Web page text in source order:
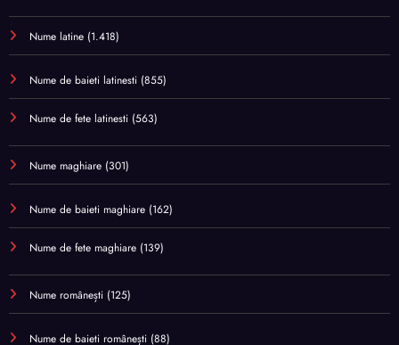
Nume latine (1.418)
Nume de baieti latinesti (855)
Nume de fete latinesti (563)
Nume maghiare (301)
Nume de baieti maghiare (162)
Nume de fete maghiare (139)
Nume românești (125)
Nume de baieti românești (88)